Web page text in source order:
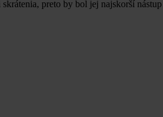
preto by bol jej najskorší